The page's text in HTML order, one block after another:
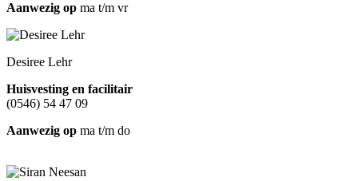
Aanwezig op ma t/m vr
Desiree Lehr
Huisvesting en facilitair
(0546) 54 47 09
Aanwezig op ma t/m do